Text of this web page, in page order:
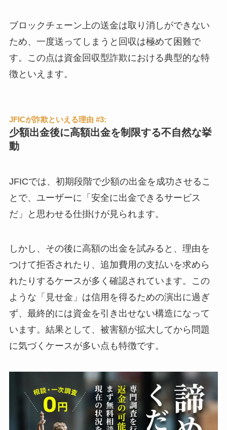
ブロックチェーン上の送金は取り消しができない
ため、一度送ってしまうと回収は極めて困難で
す。この点は資金回収型詐欺における典型的な特
徴といえます。
JFICが詐欺といえる理由 #3:
少額出金後に高額出金を制限する不自然な挙
動
JFICでは、初期段階で少額の出金を成功させるこ
とで、ユーザーに「安全に出金できるサービス
だ」と思わせる仕掛けが見られます。
しかし、その後に高額の出金を試みると、理由を
つけて拒否されたり、追加費用の支払いを求めら
れたりするケースが多く確認されています。この
ような「見せ金」は信用を得るための演出に過ぎ
ず、最終的には資金を引き出せない構造になって
います。結果として、被害額が拡大してから問題
に気づくケースが多い点も特徴です。